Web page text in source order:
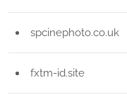
spcinephoto.co.uk
fxtm-id.site